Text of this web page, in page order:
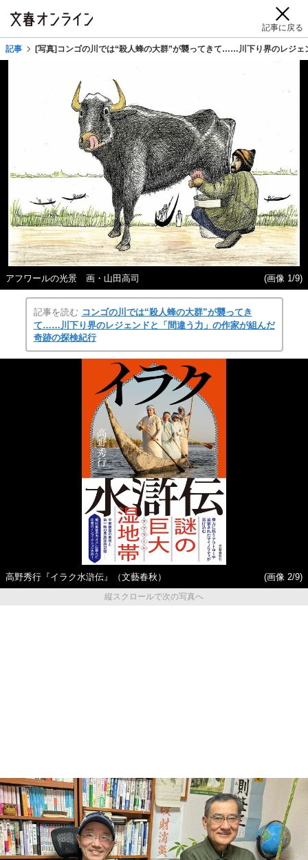
記事に戻る
記事 [写真]コンゴの川では“殺人蜂の大群”が襲ってきて……川下り界のレジ
アフワールの光景 画・山田高司 (画像 1/9)
記事を読む コンゴの川では“殺人蜂の大群”が襲ってき
て……川下り界のレジェンドと「間違う力」の作家が組んだ
奇跡の探検紀行
高野秀行『イラク水滸伝』（文藝春秋）
(画像 2/9)
縦スクロールで次の写真へ